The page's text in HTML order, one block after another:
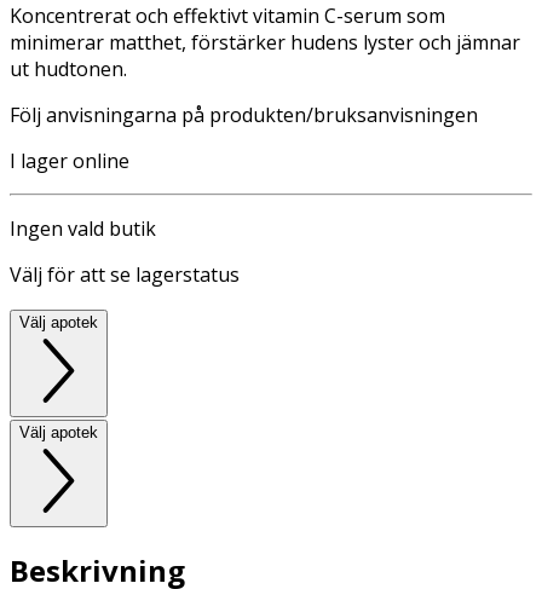
Koncentrerat och effektivt vitamin C-serum som
minimerar matthet, förstärker hudens lyster och jämnar
ut hudtonen.
Följ anvisningarna på produkten/bruksanvisningen
I lager online
Ingen vald butik
Välj för att se lagerstatus
Välj apotek
Välj apotek
Beskrivning